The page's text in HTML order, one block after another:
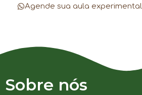
Agende sua aula experimental
Sobre nós